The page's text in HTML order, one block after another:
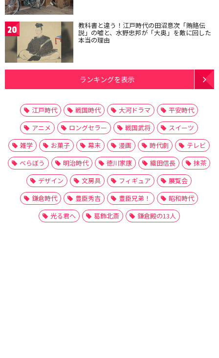
20 教科書と違う！江戸時代の田沼意次「賄賂伝
説」の嘘と、水野忠邦が「大奥」を敵に回した
本当の理由
ランキングを表示
江戸時代 戦国時代 大河ドラマ
平安時代
アニメ
ロングセラー 戦国武将
スイーツ
雑学
お菓子 幕末 漫画 時代劇
テレビ
べらぼう
明治時代 徳川家康 織田信長
抹茶
デザイン
文房具 フィギュア
展覧会
鎌倉時代
豊臣秀吉 豊臣兄弟！
昭和時代
光る君へ
葛飾北斎 鎌倉殿の13人